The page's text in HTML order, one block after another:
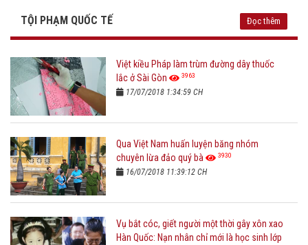
TỘI PHẠM QUỐC TẾ Đọc thêm
Việt kiều Pháp làm trùm đường dây thuốc
lắc ở Sài Gòn
3963
17/07/2018 1:34:59 CH
Qua Việt Nam huấn luyện băng nhóm
chuyên lừa đảo quý bà
3930
16/07/2018 11:39:12 CH
Vụ bắt cóc, giết người một thời gây xôn xao
Hàn Quốc: Nạn nhân chỉ mới là học sinh lớp